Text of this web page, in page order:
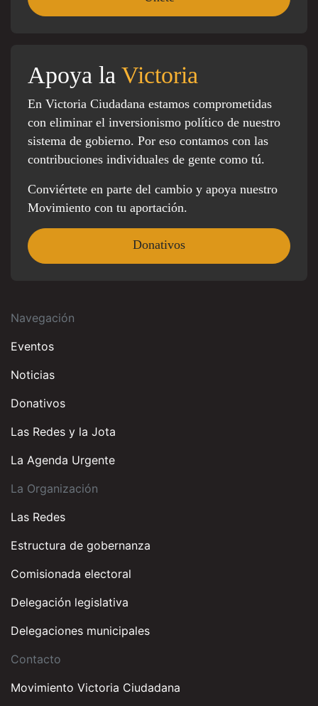
Apoya la Victoria
En Victoria Ciudadana estamos comprometidas
con eliminar el inversionismo político de nuestro
sistema de gobierno. Por eso contamos con las
contribuciones individuales de gente como tú.
Conviértete en parte del cambio y apoya nuestro
Movimiento con tu aportación.
Donativos
Navegación
Eventos
Noticias
Donativos
Las Redes y la Jota
La Agenda Urgente
La Organización
Las Redes
Estructura de gobernanza
Comisionada electoral
Delegación legislativa
Delegaciones municipales
Contacto
Movimiento Victoria Ciudadana